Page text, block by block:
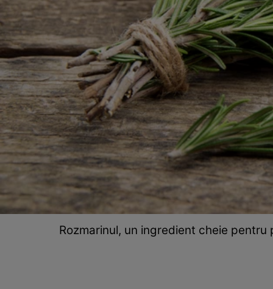
Rozmarinul, un ingredient cheie